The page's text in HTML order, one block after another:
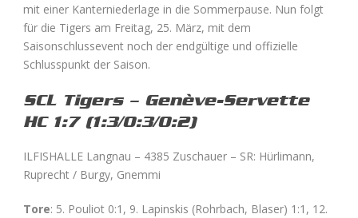
mit einer Kanterniederlage in die Sommerpause. Nun folgt
für die Tigers am Freitag, 25. März, mit dem
Saisonschlussevent noch der endgültige und offizielle
Schlusspunkt der Saison.
SCL Tigers – Genève-Servette
HC 1:7 (1:3/0:3/0:2)
ILFISHALLE Langnau – 4385 Zuschauer – SR: Hürlimann,
Ruprecht / Burgy, Gnemmi
Tore: 5. Pouliot 0:1, 9. Lapinskis (Rohrbach, Blaser) 1:1, 12.